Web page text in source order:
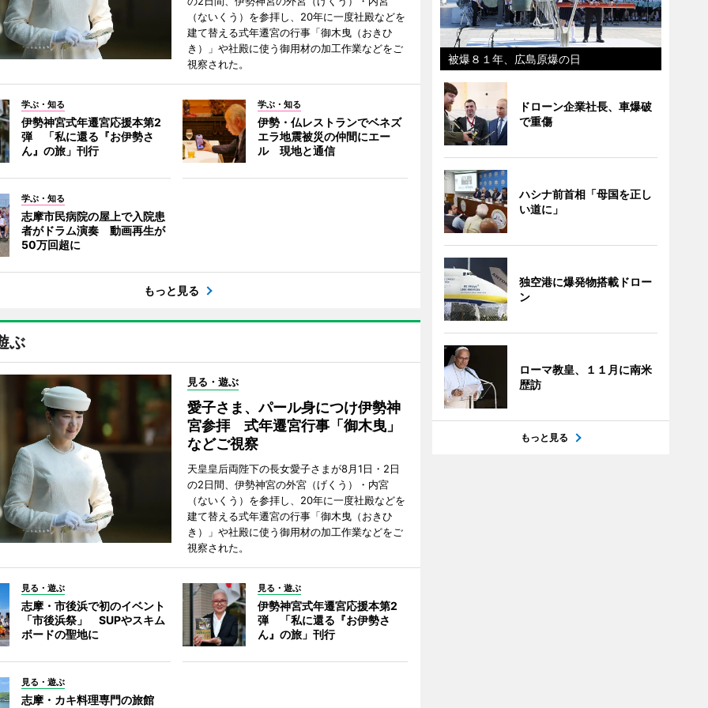
（ないくう）を参拝し、20年に一度社殿などを
建て替える式年遷宮の行事「御木曳（おきひ
き）」や社殿に使う御用材の加工作業などをご
視察された。
学ぶ・知る
伊勢神宮式年遷宮応援本第2
弾 「私に還る『お伊勢さ
ん』の旅」刊行
学ぶ・知る
伊勢・仏レストランでベネズ
エラ地震被災の仲間にエー
ル 現地と通信
学ぶ・知る
志摩市民病院の屋上で入院患
者がドラム演奏 動画再生が
50万回超に
もっと見る
ぶ
見る・遊ぶ
愛子さま、パール身につけ伊勢神
宮参拝 式年遷宮行事「御木曳」
などご視察
天皇皇后両陛下の長女愛子さまが8月1日・2日
の2日間、伊勢神宮の外宮（げくう）・内宮
（ないくう）を参拝し、20年に一度社殿などを
建て替える式年遷宮の行事「御木曳（おきひ
き）」や社殿に使う御用材の加工作業などをご
視察された。
見る・遊ぶ
志摩・市後浜で初のイベント
「市後浜祭」 SUPやスキム
ボードの聖地に
見る・遊ぶ
伊勢神宮式年遷宮応援本第2
弾 「私に還る『お伊勢さ
ん』の旅」刊行
見る・遊ぶ
志摩・カキ料理専門の旅館
被爆８１年、広島原爆の日
ドローン企業社長、車爆破
で重傷
ハシナ前首相「母国を正し
い道に」
独空港に爆発物搭載ドロー
ン
ローマ教皇、１１月に南米
歴訪
もっと見る